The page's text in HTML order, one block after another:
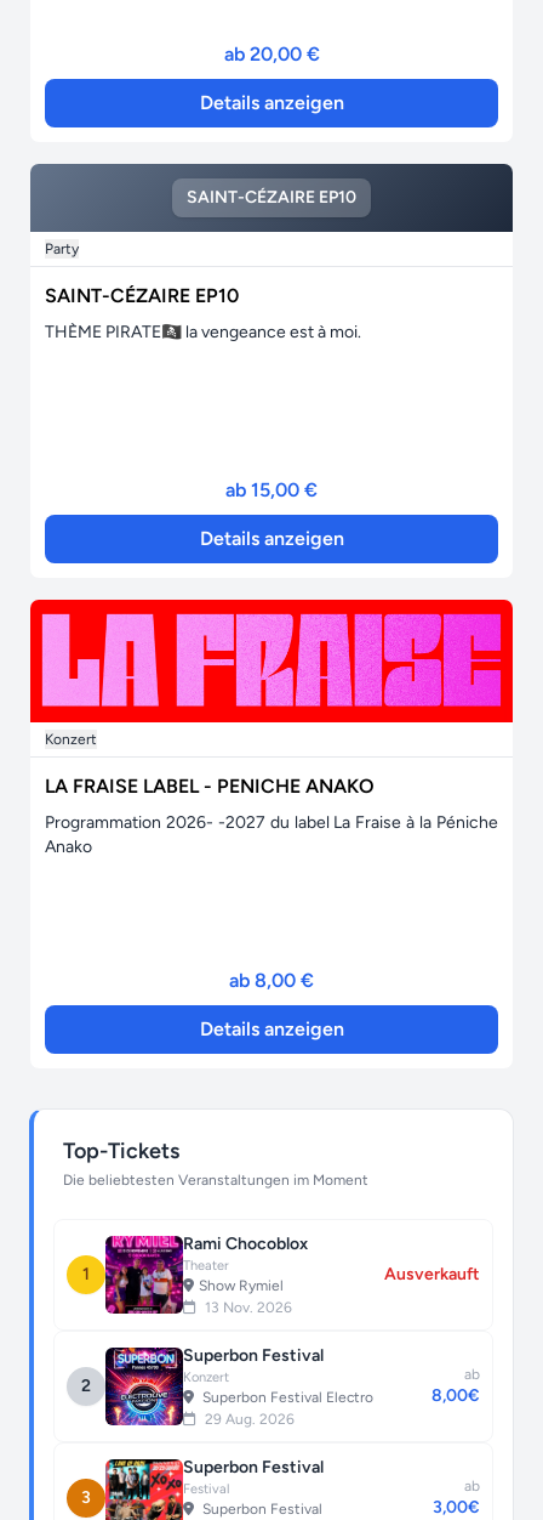
ab 20,00 €
Details anzeigen
SAINT-CÉZAIRE EP10
Party
SAINT-CÉZAIRE EP10
THÈME PIRATE🏴‍☠️ la vengeance est à moi.
ab 15,00 €
Details anzeigen
Konzert
LA FRAISE LABEL - PENICHE ANAKO
Programmation 2026- -2027 du label La Fraise à la Péniche
Anako
ab 8,00 €
Details anzeigen
Top-Tickets
Die beliebtesten Veranstaltungen im Moment
1
Rami Chocoblox
Theater
Show Rymiel
13 Nov. 2026
Ausverkauft
2
Superbon Festival
Konzert
Superbon Festival Electro
29 Aug. 2026
ab
8,00€
3
Superbon Festival
Festival
Superbon Festival
ab
3,00€